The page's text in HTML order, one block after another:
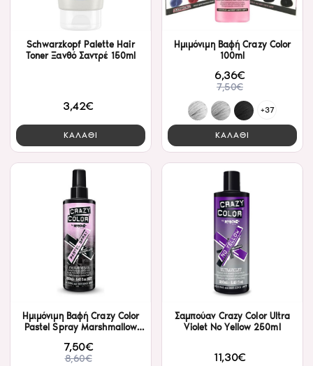
Schwarzkopf Palette Hair
Toner Ξανθό Σαντρέ 150ml
3,42€
ΚΑΛΑΘΙ
Ημιμόνιμη Βαφή Crazy Color
100ml
6,36€
7,50€
+37
ΚΑΛΑΘΙ
Ημιμόνιμη Βαφή Crazy Color
Pastel Spray Marshmallow
7,50€
8,60€
Σαμπούαν Crazy Color Ultra
Violet No Yellow 250ml
11,30€